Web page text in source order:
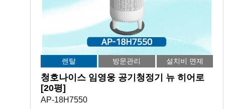
렌탈 방문관리 설치비 면제
청호나이스 임영웅 공기청정기 뉴 히어로
[20평]
AP-18H7550